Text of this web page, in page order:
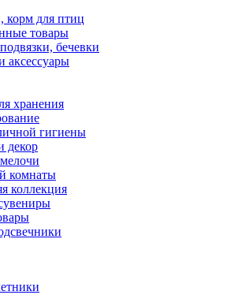
для птиц
товары
бечевки
аксессуары
хранения
гигиены
декор
комнаты
коллекция